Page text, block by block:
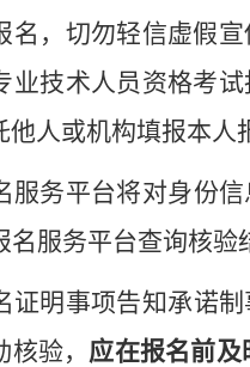
名，切勿轻信虚假
业技术人员资格考
他人或机构填报本
服务平台将对身份
名服务平台查询核验
证明事项告知承诺
验， 应在报名前